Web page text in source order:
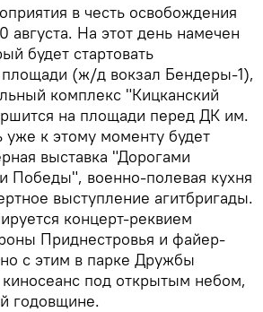
в честь освобождения
августа. На этот день намечен
будет стартовать
(ж/д вокзал Бендеры-1),
комплекс "Кицканский
на площади перед ДК им.
уже к этому моменту будет
выставка "Дорогами
Победы", военно-полевая кухня
выступление агитбригады.
концерт-реквием
Приднестровья и файер-
с этим в парке Дружбы
под открытым небом,
годовщине.